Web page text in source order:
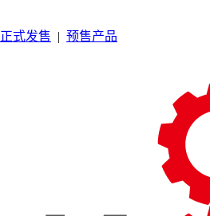
正式发售 | 预售产品